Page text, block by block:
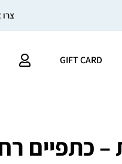
GIFT CARD
– כתפיים